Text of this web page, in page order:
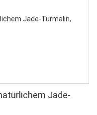
Jade-